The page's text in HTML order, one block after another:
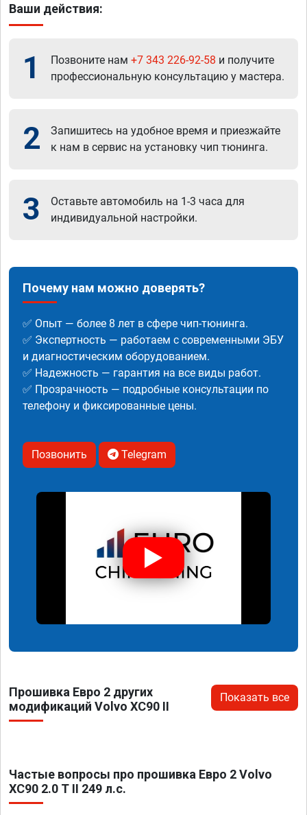
Ваши действия:
1 Позвоните нам +7 343 226-92-58 и получите
профессиональную консультацию у мастера.
2
Запишитесь на удобное время и приезжайте
к нам в сервис на установку чип тюнинга.
3
Оставьте автомобиль на 1-3 часа для
индивидуальной настройки.
Почему нам можно доверять?
✅ Опыт — более 8 лет в сфере чип-тюнинга.
✅ Экспертность — работаем с современными ЭБУ
и диагностическим оборудованием.
✅ Надежность — гарантия на все виды работ.
✅ Прозрачность — подробные консультации по
телефону и фиксированные цены.
Позвонить Telegram
Прошивка Евро 2 других
модификаций Volvo XC90 II
Показать все
Частые вопросы про прошивка Евро 2 Volvo
XC90 2.0 T II 249 л.с.